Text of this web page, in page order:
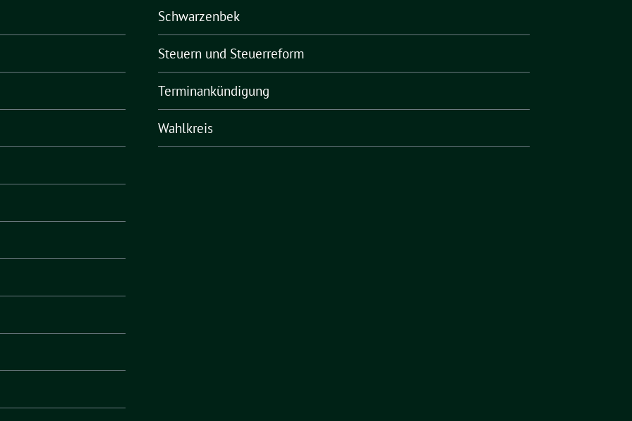
Schwarzenbek
Steuern und Steuerreform
Terminankündigung
Wahlkreis